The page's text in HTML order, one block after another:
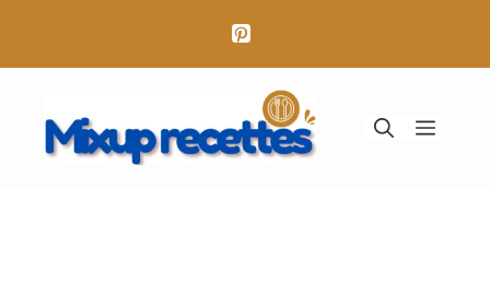
contenu
Menu